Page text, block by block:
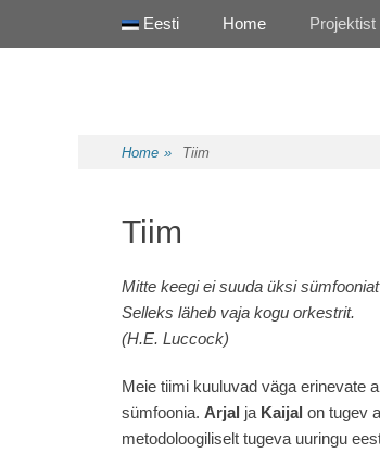
Primary Menu
Eesti Home Projektist
Home » Tiim
Tiim
Mitte keegi ei suuda üksi
Selleks läheb vaja kogu orkestrit.
(H.E. Luccock)
Meie tiimi kuuluvad väga erinevate
sümfoonia. Arjal ja Kaijal on tugev
metodoloogiliselt tugeva uuringu